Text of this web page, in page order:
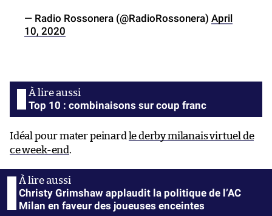
— Radio Rossonera (@RadioRossonera) April
10, 2020
Top 10 : combinaisons sur coup franc
Idéal pour mater peinard le derby milanais virtuel de
ce week-end .
Christy Grimshaw applaudit la politique de l’AC
Milan en faveur des joueuses enceintes